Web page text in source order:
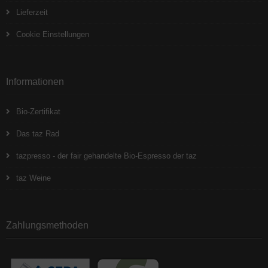
Lieferzeit
Cookie Einstellungen
Informationen
Bio-Zertifikat
Das taz Rad
tazpresso - der fair gehandelte Bio-Espresso der taz
taz Weine
Zahlungsmethoden